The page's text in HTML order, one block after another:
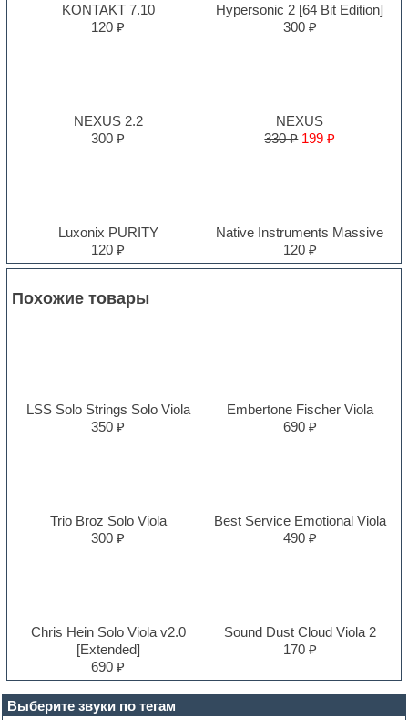
Выберите звуки по тегам
KONTAKT 7.10
120 ₽
Hypersonic 2 [64 Bit Edition]
300 ₽
NEXUS 2.2
300 ₽
NEXUS
330 ₽ 199 ₽
Luxonix PURITY
120 ₽
Native Instruments Massive
120 ₽
Похожие товары
LSS Solo Strings Solo Viola
350 ₽
Embertone Fischer Viola
690 ₽
Trio Broz Solo Viola
300 ₽
Best Service Emotional Viola
490 ₽
Chris Hein Solo Viola v2.0
[Extended]
690 ₽
Sound Dust Cloud Viola 2
170 ₽